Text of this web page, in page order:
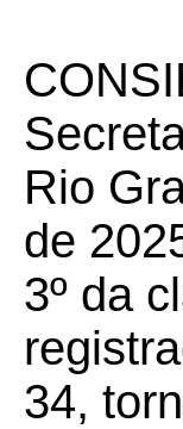
Rio
de
3º da
34,